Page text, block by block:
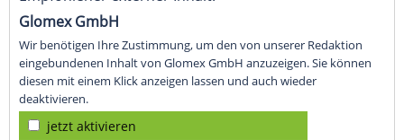
Glomex GmbH
Wir benötigen Ihre Zustimmung, um den von unserer Redaktion
eingebundenen Inhalt von Glomex GmbH anzuzeigen. Sie können
diesen mit einem Klick anzeigen lassen und auch wieder
deaktivieren.
jetzt aktivieren